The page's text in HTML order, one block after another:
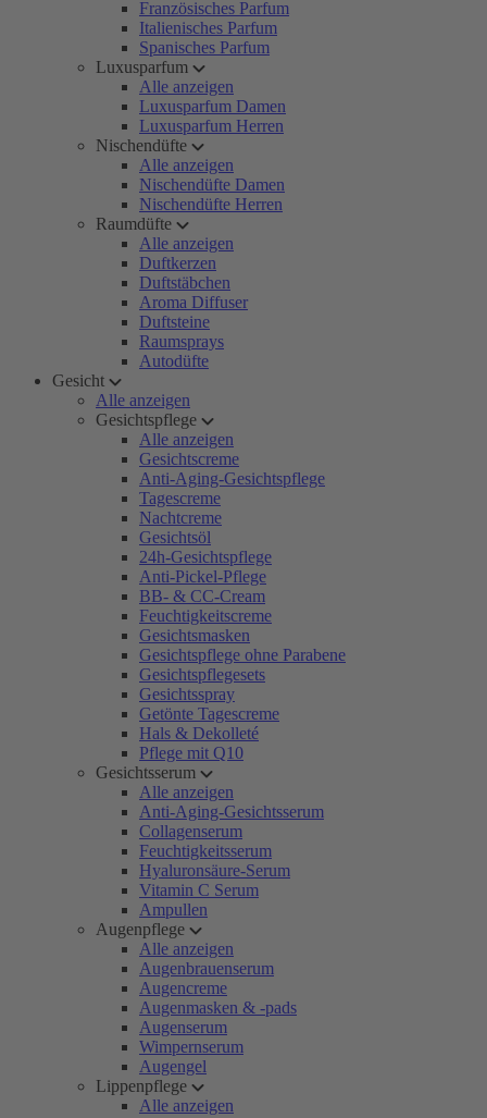
Französisches Parfum
Italienisches Parfum
Spanisches Parfum
Luxusparfum
Alle anzeigen
Luxusparfum Damen
Luxusparfum Herren
Nischendüfte
Alle anzeigen
Nischendüfte Damen
Nischendüfte Herren
Raumdüfte
Alle anzeigen
Duftkerzen
Duftstäbchen
Aroma Diffuser
Duftsteine
Raumsprays
Autodüfte
Gesicht
Alle anzeigen
Gesichtspflege
Alle anzeigen
Gesichtscreme
Anti-Aging-Gesichtspflege
Tagescreme
Nachtcreme
Gesichtsöl
24h-Gesichtspflege
Anti-Pickel-Pflege
BB- & CC-Cream
Feuchtigkeitscreme
Gesichtsmasken
Gesichtspflege ohne Parabene
Gesichtspflegesets
Gesichtsspray
Getönte Tagescreme
Hals & Dekolleté
Pflege mit Q10
Gesichtsserum
Alle anzeigen
Anti-Aging-Gesichtsserum
Collagenserum
Feuchtigkeitsserum
Hyaluronsäure-Serum
Vitamin C Serum
Ampullen
Augenpflege
Alle anzeigen
Augenbrauenserum
Augencreme
Augenmasken & -pads
Augenserum
Wimpernserum
Augengel
Lippenpflege
Alle anzeigen